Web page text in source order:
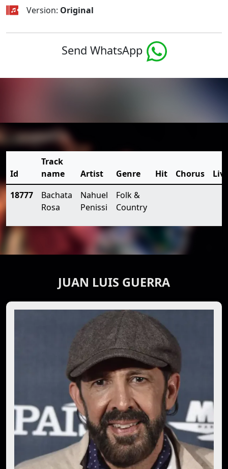
Version: Original
Send WhatsApp
Id
Track
name
Artist Genre Hit Chorus
18777
Bachata
Rosa
Nahuel
Penissi
Folk &
Country
JUAN LUIS GUERRA